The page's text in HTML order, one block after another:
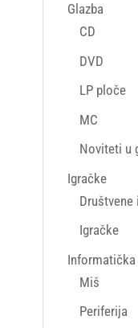
Glazba
CD
DVD
LP ploče
MC
Noviteti u
Igračke
Društvene
Igračke
Informatička
Miš
Periferija